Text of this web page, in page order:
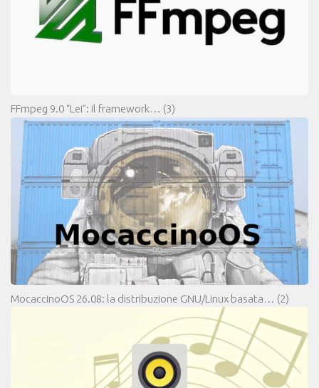
FFmpeg 9.0 “Lei”: il framework… (3)
MocaccinoOS 26.08: la distribuzione GNU/Linux basata… (2)